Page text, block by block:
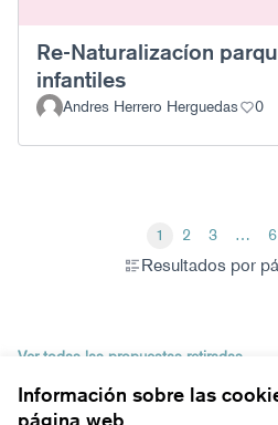
Información sobre las
Re-Naturalizacíon
infantiles
Andres Herrero Herguedas
0
Resultados por
1 2 3 … 6
Ver todas las propuestas retiradas